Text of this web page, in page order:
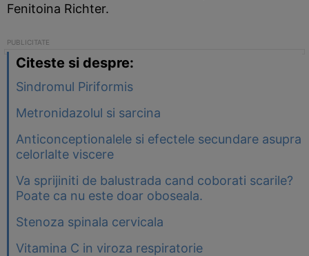
Fenitoina Richter.
Citeste si despre:
Sindromul Piriformis
Metronidazolul si sarcina
Anticonceptionalele si efectele secundare asupra
celorlalte viscere
Va sprijiniti de balustrada cand coborati scarile?
Poate ca nu este doar oboseala.
Stenoza spinala cervicala
Vitamina C in viroza respiratorie